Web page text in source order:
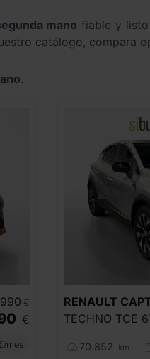
mano fiable y listo
catálogo, compara
.
€
€
mes
RENAULT
TECHNO TCE
70.852 km